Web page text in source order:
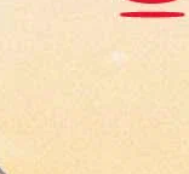
Афиша Plus